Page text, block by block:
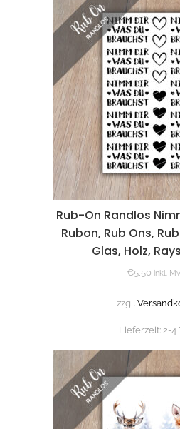
Rub-On Randlos
Rubon, Rub Ons,
Glas, Holz,
€5,50 inkl.
zzgl.
Lieferzeit: 2-4